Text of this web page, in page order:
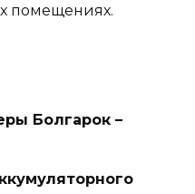
помещениях.
Болгарок –